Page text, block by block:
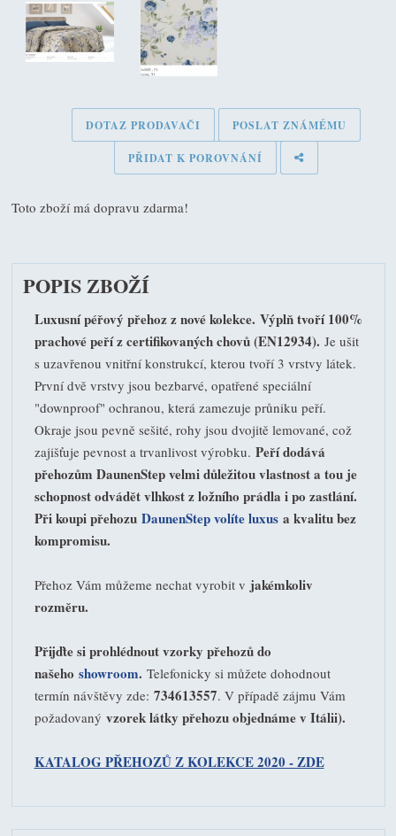
DOTAZ PRODAVAČI POSLAT ZNÁMÉMU
PŘIDAT K POROVNÁNÍ
Toto zboží má dopravu zdarma!
POPIS ZBOŽÍ
Luxusní péřový přehoz z nové kolekce. Výplň tvoří 100%
prachové peří z certifikovaných chovů (EN12934). Je ušit
s uzavřenou vnitřní konstrukcí, kterou tvoří 3 vrstvy látek.
První dvě vrstvy jsou bezbarvé, opatřené speciální
"downproof" ochranou, která zamezuje průniku peří.
Okraje jsou pevně sešité, rohy jsou dvojitě lemované, což
zajišťuje pevnost a trvanlivost výrobku. Peří dodává
přehozům DaunenStep velmi důležitou vlastnost a tou je
schopnost odvádět vlhkost z ložního prádla i po zastlání.
Při koupi přehozu DaunenStep volíte luxus a kvalitu bez
kompromisu.
Přehoz Vám můžeme nechat vyrobit v jakémkoliv
rozměru.
Přijďte si prohlédnout vzorky přehozů do
našeho showroom. Telefonicky si můžete dohodnout
termín návštěvy zde: 734613557. V případě zájmu Vám
požadovaný vzorek látky přehozu objednáme v Itálii).
KATALOG PŘEHOZŮ Z KOLEKCE 2020 - ZDE